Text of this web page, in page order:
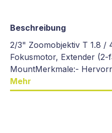
Beschreibung
2/3" Zoomobjektiv T 1.8 /
Fokusmotor, Extender (2-
MountMerkmale:-
Mehr